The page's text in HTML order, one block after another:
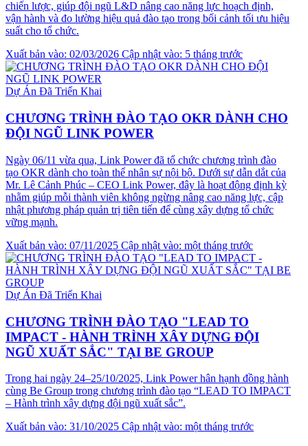
chiến lược, giúp đội ngũ L&D nâng cao năng lực hoạch định,
vận hành và đo lường hiệu quả đào tạo trong bối cảnh tối ưu hiệu
suất cho tổ chức.
Xuất bản vào: 02/03/2026 Cập nhật vào: 5 tháng trước
Dự Án Đã Triển Khai
CHƯƠNG TRÌNH ĐÀO TẠO OKR DÀNH CHO
ĐỘI NGŨ LINK POWER
Ngày 06/11 vừa qua, Link Power đã tổ chức chương trình đào
tạo OKR dành cho toàn thể nhân sự nội bộ. Dưới sự dẫn dắt của
Mr. Lê Cảnh Phúc – CEO Link Power, đây là hoạt động định kỳ
nhằm giúp mỗi thành viên không ngừng nâng cao năng lực, cập
nhật phương pháp quản trị tiên tiến để cùng xây dựng tổ chức
vững mạnh.
Xuất bản vào: 07/11/2025 Cập nhật vào: một tháng trước
Dự Án Đã Triển Khai
CHƯƠNG TRÌNH ĐÀO TẠO "LEAD TO
IMPACT - HÀNH TRÌNH XÂY DỰNG ĐỘI
NGŨ XUẤT SẮC" TẠI BE GROUP
Trong hai ngày 24–25/10/2025, Link Power hân hạnh đồng hành
cùng Be Group trong chương trình đào tạo “LEAD TO IMPACT
– Hành trình xây dựng đội ngũ xuất sắc”.
Xuất bản vào: 31/10/2025 Cập nhật vào: một tháng trước